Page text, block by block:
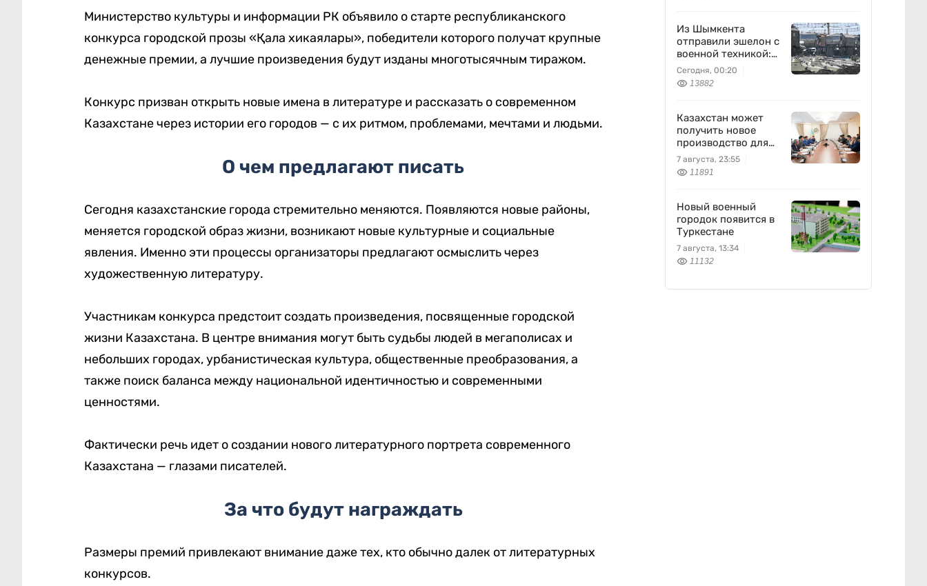
Министерство культуры и информации РК объявило о старте республиканского
конкурса городской прозы «Қала хикаялары», победители которого получат крупные
денежные премии, а лучшие произведения будут изданы многотысячным тиражом.
Конкурс призван открыть новые имена в литературе и рассказать о современном
Казахстане через истории его городов — с их ритмом, проблемами, мечтами и людьми.
О чем предлагают писать
Сегодня казахстанские города стремительно меняются. Появляются новые районы,
меняется городской образ жизни, возникают новые культурные и социальные
явления. Именно эти процессы организаторы предлагают осмыслить через
художественную литературу.
Участникам конкурса предстоит создать произведения, посвященные городской
жизни Казахстана. В центре внимания могут быть судьбы людей в мегаполисах и
небольших городах, урбанистическая культура, общественные преобразования, а
также поиск баланса между национальной идентичностью и современными
ценностями.
Фактически речь идет о создании нового литературного портрета современного
Казахстана — глазами писателей.
За что будут награждать
Размеры премий привлекают внимание даже тех, кто обычно далек от литературных
конкурсов.
Из Шымкента
отправили эшелон с
военной техникой:
что известно
Сегодня, 00:20
13882
Казахстан может
получить новое
производство для
химпрома и
энергетики
7 августа, 23:55
11891
Новый военный
городок появится в
Туркестане
7 августа, 13:34
11132